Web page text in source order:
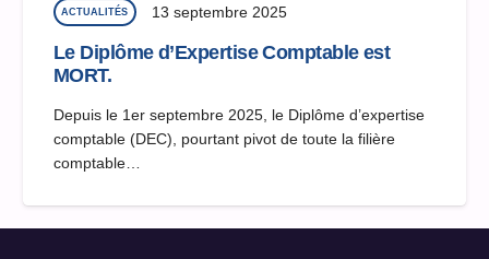
ACTUALITÉS 13 septembre 2025
Le Diplôme d’Expertise Comptable est
MORT.
Depuis le 1er septembre 2025, le Diplôme d’expertise
comptable (DEC), pourtant pivot de toute la filière
comptable…